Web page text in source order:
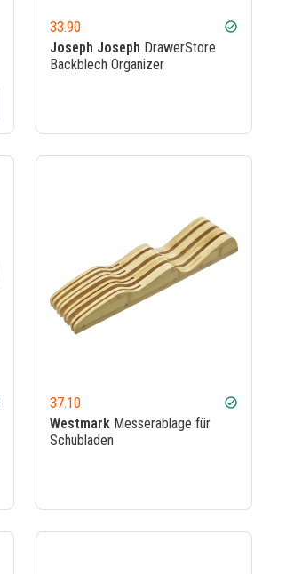
33.90 check_circle
Joseph Joseph DrawerStore
Backblech Organizer
37.10 check_circle
Westmark Messerablage für
Schubladen